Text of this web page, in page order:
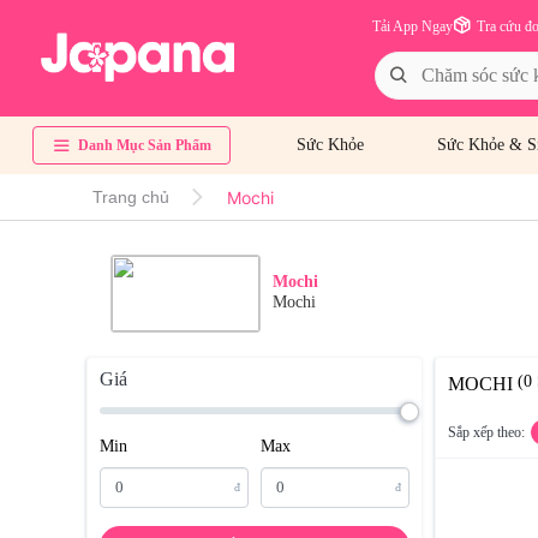
Tra cứu
Tải App Ngay
Danh Mục Sản Phẩm Sức Khỏe Sức Khỏe &
Trang chủ Mochi
Mochi
Mochi
Giá
Min
đ
Max
đ
MOCHI (0
Sắp xếp theo: